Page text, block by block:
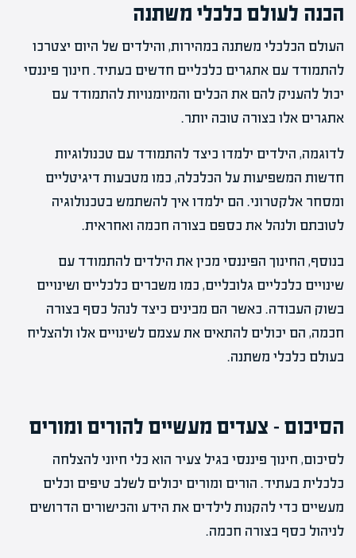
הכנה לעולם כלכלי משתנה
העולם הכלכלי משתנה במהירות, והילדים של היום יצטרכו
להתמודד עם אתגרים כלכליים חדשים בעתיד. חינוך פיננסי
יכול להעניק להם את הכלים והמיומנויות להתמודד עם
אתגרים אלו בצורה טובה יותר.
לדוגמה, הילדים ילמדו כיצד להתמודד עם טכנולוגיות
חדשות המשפיעות על הכלכלה, כמו מטבעות דיגיטליים
ומסחר אלקטרוני. הם ילמדו איך להשתמש בטכנולוגיה
לטובתם ולנהל את כספם בצורה חכמה ואחראית.
בנוסף, החינוך הפיננסי מכין את הילדים להתמודד עם
שינויים כלכליים גלובליים, כמו משברים כלכליים ושינויים
בשוק העבודה. כאשר הם מבינים כיצד לנהל כסף בצורה
חכמה, הם יכולים להתאים את עצמם לשינויים אלו ולהצליח
בעולם כלכלי משתנה.
הסיכום – צעדים מעשיים להורים ומורים
לסיכום, חינוך פיננסי בגיל צעיר הוא כלי חיוני להצלחה
כלכלית בעתיד. הורים ומורים יכולים לשלב טיפים וכלים
מעשיים כדי להקנות לילדים את הידע והכישורים הדרושים
לניהול כסף בצורה חכמה.